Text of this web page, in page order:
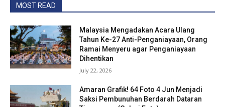
MOST READ
Malaysia Mengadakan Acara Ulang
Tahun Ke-27 Anti-Penganiayaan, Orang
Ramai Menyeru agar Penganiayaan
Dihentikan
July 22, 2026
Amaran Grafik! 64 Foto 4 Jun Menjadi
Saksi Pembunuhan Berdarah Dataran